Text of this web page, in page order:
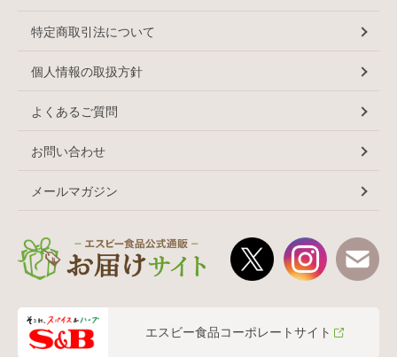
特定商取引法について
個人情報の取扱方針
よくあるご質問
お問い合わせ
メールマガジン
エスビー食品コーポレートサイト